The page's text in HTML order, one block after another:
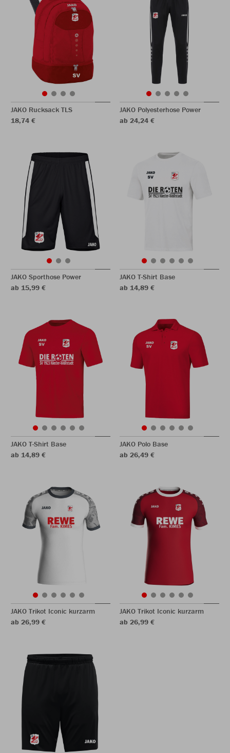
JAKO Rucksack TLS
18,74 €
JAKO Polyesterhose Power
ab 24,24 €
JAKO Sporthose Power
ab 15,99 €
JAKO T-Shirt Base
ab 14,89 €
JAKO T-Shirt Base
ab 14,89 €
JAKO Polo Base
ab 26,49 €
JAKO Trikot Iconic kurzarm
ab 26,99 €
JAKO Trikot Iconic kurzarm
ab 26,99 €